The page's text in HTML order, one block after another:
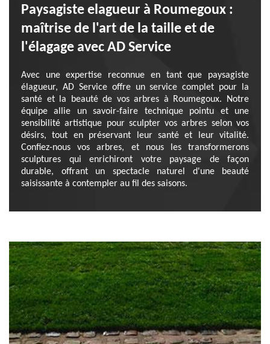
Paysagiste elagueur à Roumegoux :
maîtrise de l'art de la taille et de
l'élagage avec AD Service
Avec une expertise reconnue en tant que paysagiste
élagueur, AD Service offre un service complet pour la
santé et la beauté de vos arbres à Roumegoux. Notre
équipe allie un savoir-faire technique pointu et une
sensibilité artistique pour sculpter vos arbres selon vos
désirs, tout en préservant leur santé et leur vitalité.
Confiez-nous vos arbres, et nous les transformerons
sculptures qui enrichiront votre paysage de façon
durable, offrant un spectacle naturel d'une beauté
saisissante à contempler au fil des saisons.